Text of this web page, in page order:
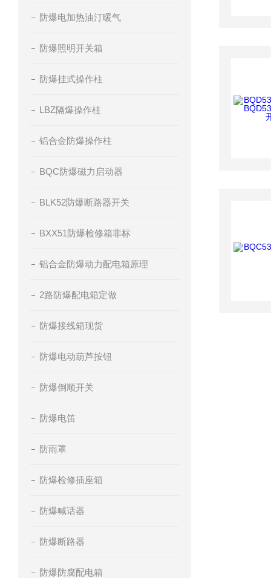
防爆电加热油汀暖气
防爆照明开关箱
防爆挂式操作柱
LBZ隔爆操作柱
铝合金防爆操作柱
BQC防爆磁力启动器
BLK52防爆断路器开关
BXX51防爆检修箱非标
铝合金防爆动力配电箱原理
2路防爆配电箱定做
防爆接线箱现货
防爆电动葫芦按钮
防爆倒顺开关
防爆电笛
防雨罩
防爆检修插座箱
防爆喊话器
防爆断路器
防爆防腐配电箱